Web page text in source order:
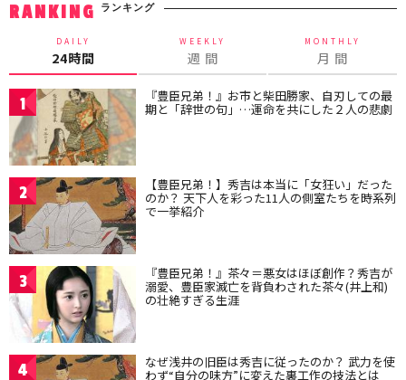
RANKING ランキング
DAILY
24時間
WEEKLY
週 間
MONTHLY
月 間
1 『豊臣兄弟！』お市と柴田勝家、自刃しての最
期と「辞世の句」…運命を共にした２人の悲劇
2 【豊臣兄弟！】秀吉は本当に「女狂い」だった
のか？ 天下人を彩った11人の側室たちを時系列
で一挙紹介
3 『豊臣兄弟！』茶々＝悪女はほぼ創作？秀吉が
溺愛、豊臣家滅亡を背負わされた茶々(井上和)
の壮絶すぎる生涯
4 なぜ浅井の旧臣は秀吉に従ったのか？ 武力を使
わず“自分の味方”に変えた裏工作の技法とは